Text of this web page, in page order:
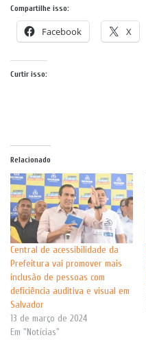
Compartilhe isso:
Facebook X
Curtir isso:
Relacionado
Central de acessibilidade da
Prefeitura vai promover mais
inclusão de pessoas com
deficiência auditiva e visual em
Salvador
13 de março de 2024
Em "Notícias"